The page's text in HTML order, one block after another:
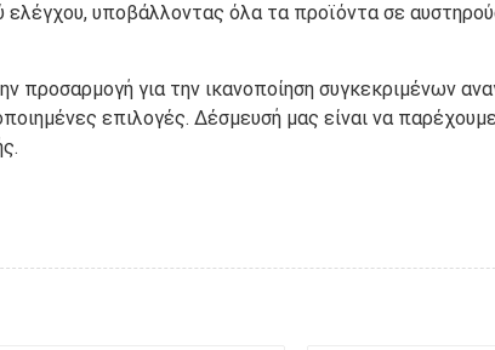
υποβάλλοντας όλα τα προϊόντα σε
προσαρμογή για την ικανοποίηση συγκεκριμένων
επιλογές. Δέσμευσή μας είναι να